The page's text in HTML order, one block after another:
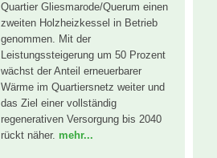
Quartier Gliesmarode/Querum einen
zweiten Holzheizkessel in Betrieb
genommen. Mit der
Leistungssteigerung um 50 Prozent
wächst der Anteil erneuerbarer
Wärme im Quartiersnetz weiter und
das Ziel einer vollständig
regenerativen Versorgung bis 2040
rückt näher. mehr...